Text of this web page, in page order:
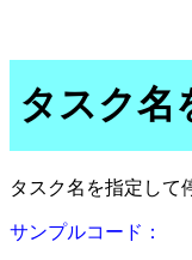
タスク名
タスク名を指定して
サンプルコード：